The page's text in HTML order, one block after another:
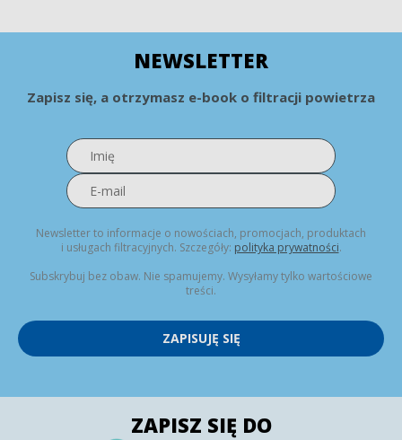
NEWSLETTER
Zapisz się, a otrzymasz e-book o filtracji powietrza
Newsletter to informacje o nowościach, promocjach, produktach
i usługach filtracyjnych. Szczegóły: polityka prywatności.
Subskrybuj bez obaw. Nie spamujemy. Wysyłamy tylko wartościowe
treści.
ZAPISUJĘ SIĘ
ZAPISZ SIĘ DO